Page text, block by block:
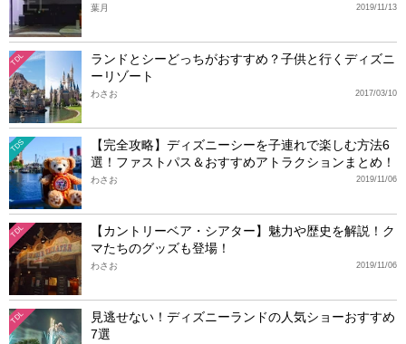
2019/11/13
葉月
TDL
ランドとシーどっちがおすすめ？子供と行くディズニ
ーリゾート
2017/03/10
わさお
TDS
【完全攻略】ディズニーシーを子連れで楽しむ方法6
選！ファストパス＆おすすめアトラクションまとめ！
2019/11/06
わさお
TDL
【カントリーベア・シアター】魅力や歴史を解説！ク
マたちのグッズも登場！
2019/11/06
わさお
TDL
見逃せない！ディズニーランドの人気ショーおすすめ
7選